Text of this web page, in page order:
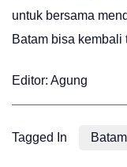
untuk bersama
Batam bisa kembali
Editor: Agung
Tagged In Batam